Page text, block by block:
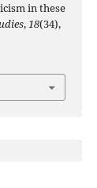
in these
, 18(34),